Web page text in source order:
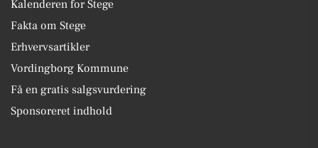
Kalenderen for Stege
Fakta om Stege
Erhvervsartikler
Vordingborg Kommune
Få en gratis salgsvurdering
Sponsoreret indhold